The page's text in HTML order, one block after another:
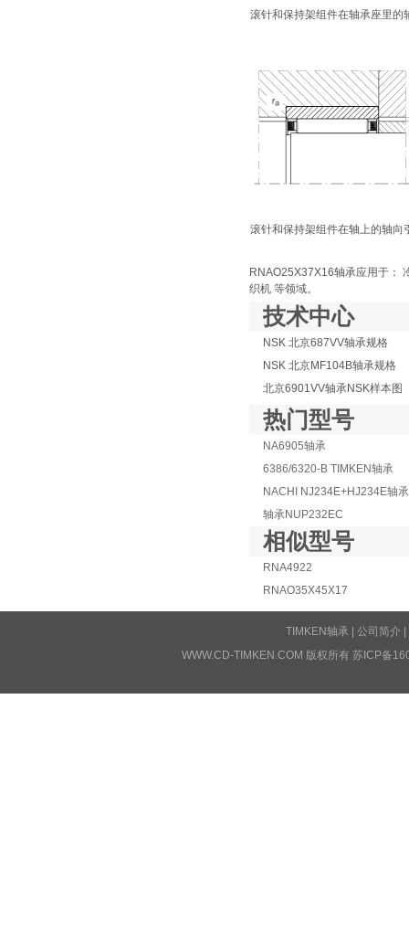
滚针和保持架组件在轴承座里的
滚针和保持架组件在轴上的轴向
RNAO25X37X16轴承应用于：
织机 等领域。
技术中心
NSK 北京687VV轴承规格
NSK 北京MF104B轴承规格
北京6901VV轴承NSK样本图
热门型号
NA6905轴承
6386/6320-B TIMKEN轴承
NACHI NJ234E+HJ234E轴承
轴承NUP232EC
相似型号
RNA4922
RNAO35X45X17
TIMKEN轴承 公司简介
WWW.CD-TIMKEN.COM 版权所有 苏ICP备